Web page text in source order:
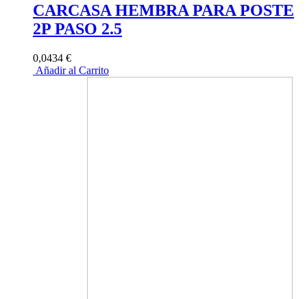
CARCASA HEMBRA PARA POSTE
2P PASO 2.5
0,0434 €
Añadir al Carrito